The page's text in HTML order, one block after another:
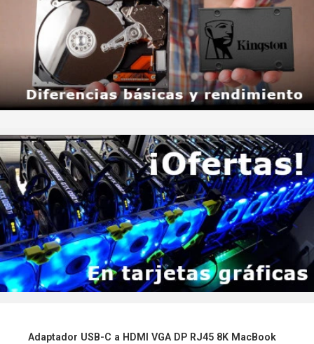
Adaptador USB-C a HDMI VGA DP RJ45 8K MacBook